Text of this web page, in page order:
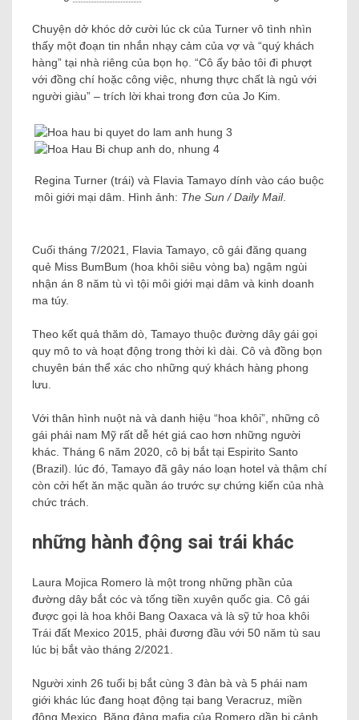
Chuyện dở khóc dở cười lúc ck của Turner vô tình nhìn
thấy một đoạn tin nhắn nhạy cảm của vợ và “quý khách
hàng” tại nhà riêng của bọn họ. “Cô ấy bảo tôi đi phượt
với đồng chí hoặc công việc, nhưng thực chất là ngủ với
người giàu” – trích lời khai trong đơn của Jo Kim.
Regina Turner (trái) và Flavia Tamayo dính vào cáo buộc
môi giới mại dâm. Hình ảnh: The Sun / Daily Mail.
Cuối tháng 7/2021, Flavia Tamayo, cô gái đăng quang
quẻ Miss BumBum (hoa khôi siêu vòng ba) ngậm ngùi
nhận án 8 năm tù vì tội môi giới mại dâm và kinh doanh
ma túy.
Theo kết quả thăm dò, Tamayo thuộc đường dây gái gọi
quy mô to và hoạt động trong thời kì dài. Cô và đồng bọn
chuyên bán thể xác cho những quý khách hàng phong
lưu.
Với thân hình nuột nà và danh hiệu “hoa khôi”, những cô
gái phái nam Mỹ rất dễ hét giá cao hơn những người
khác. Tháng 6 năm 2020, cô bị bắt tại Espirito Santo
(Brazil). lúc đó, Tamayo đã gây náo loạn hotel và thậm chí
còn cởi hết ăn mặc quần áo trước sự chứng kiến ​​của nhà
chức trách.
những hành động sai trái khác
Laura Mojica Romero là một trong những phần của
đường dây bắt cóc và tống tiền xuyên quốc gia. Cô gái
được gọi là hoa khôi Bang Oaxaca và là sỹ tử hoa khôi
Trái đất Mexico 2015, phải đương đầu với 50 năm tù sau
lúc bị bắt vào tháng 2/2021.
Người xinh 26 tuổi bị bắt cùng 3 đàn bà và 5 phái nam
giới khác lúc đang hoạt động tại bang Veracruz, miền
đông Mexico. Băng đảng mafia của Romero dần bị cảnh